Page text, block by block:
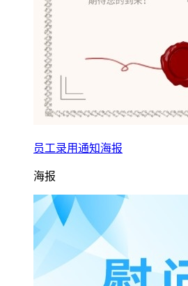
员工录用通知海报
海报